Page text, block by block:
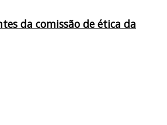
da comissão de ética da